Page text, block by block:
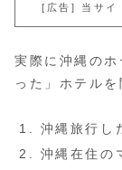
[広告] 当サイ
実際に沖縄の
った」ホテルを
沖縄旅行し
沖縄在住の